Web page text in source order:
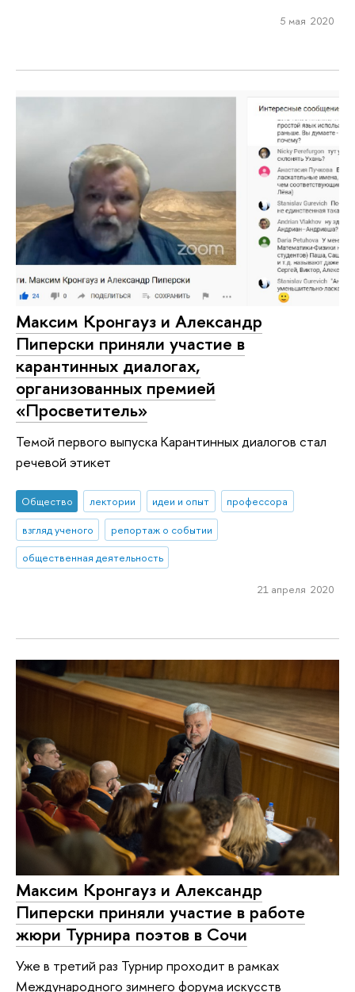
5 мая 2020
Максим Кронгауз и Александр
Пиперски приняли участие в
карантинных диалогах,
организованных премией
«Просветитель»
Темой первого выпуска Карантинных диалогов стал
речевой этикет
Общество лектории идеи и опыт
профессора
взгляд ученого
репортаж о событии
общественная деятельность
21 апреля 2020
Максим Кронгауз и Александр
Пиперски приняли участие в работе
жюри Турнира поэтов в Сочи
Уже в третий раз Турнир проходит в рамках
Международного зимнего форума искусств